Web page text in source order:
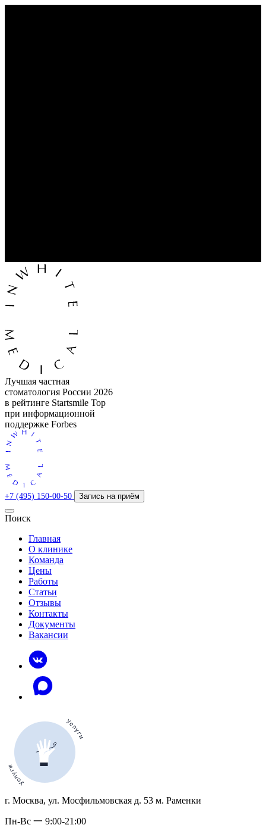
Лучшая частная
стоматология России 2026
в рейтинге Startsmile Top
при информационной
поддержке Forbes
+7 (495) 150-00-50 Запись на приём
Поиск
Главная
О клинике
Команда
Цены
Работы
Статьи
Отзывы
Контакты
Документы
Вакансии
г. Москва, ул. Мосфильмовская д. 53 м. Раменки
Пн-Вс 一 9:00-21:00